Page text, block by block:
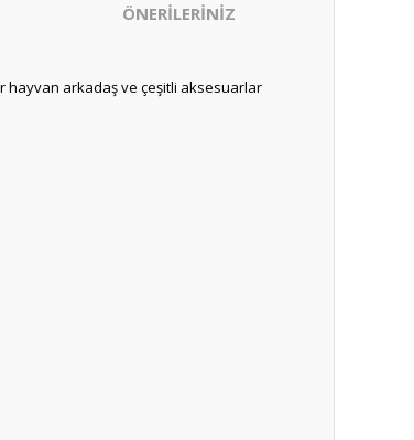
ÖNERİLERİNİZ
hayvan arkadaş ve çeşitli aksesuarlar